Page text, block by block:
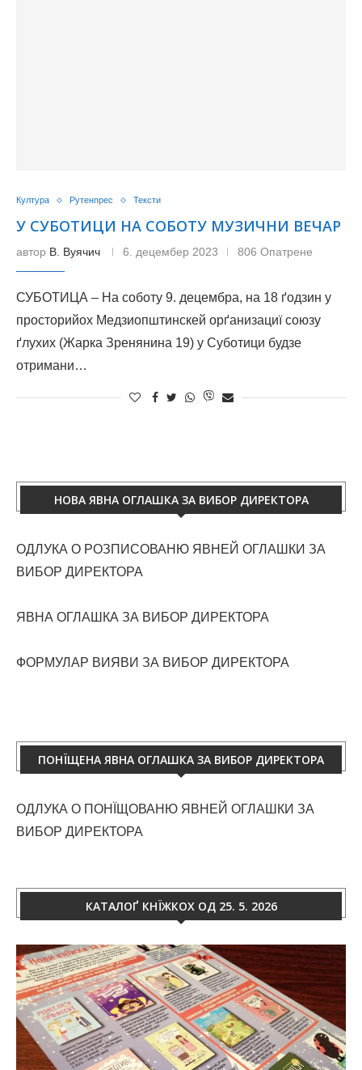
Култура Рутенпрес Тексти
У СУБОТИЦИ НА СОБОТУ МУЗИЧНИ ВЕЧАР
автор В. Вуячич 6. децембер 2023 806 Опатрене
СУБОТИЦА – На соботу 9. децембра, на 18 ґодзин у
просторийох Медзиопштинскей орґанизациї союзу
ґлухих (Жарка Зренянина 19) у Суботици будзе
отримани…
НОВА ЯВНА ОГЛАШКА ЗА ВИБОР ДИРЕКТОРА
ОДЛУКА О РОЗПИСОВАНЮ ЯВНЕЙ ОГЛАШКИ ЗА
ВИБОР ДИРЕКТОРА
ЯВНА ОГЛАШКА ЗА ВИБОР ДИРЕКТОРА
ФОРМУЛАР ВИЯВИ ЗА ВИБОР ДИРЕКТОРА
ПОНЇЩЕНА ЯВНА ОГЛАШКА ЗА ВИБОР ДИРЕКТОРА
ОДЛУКА О ПОНЇЩОВАНЮ ЯВНЕЙ ОГЛАШКИ ЗА
ВИБОР ДИРЕКТОРА
КАТАЛОҐ КНЇЖКОХ ОД 25. 5. 2026